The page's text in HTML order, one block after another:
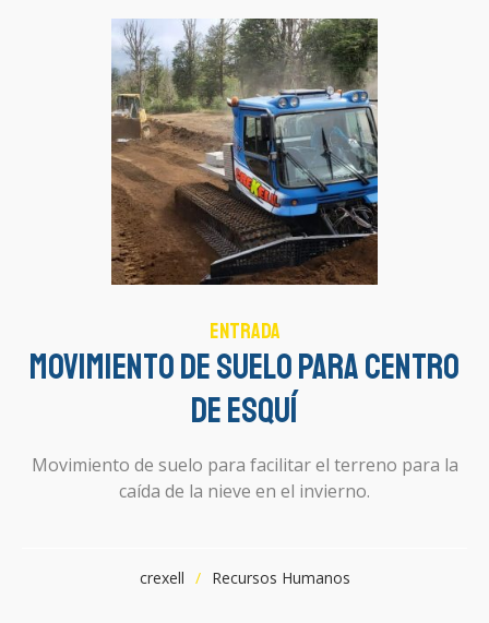
Entrada
Movimiento de Suelo para Centro
de Esquí
Movimiento de suelo para facilitar el terreno para la
caída de la nieve en el invierno.
crexell Recursos Humanos